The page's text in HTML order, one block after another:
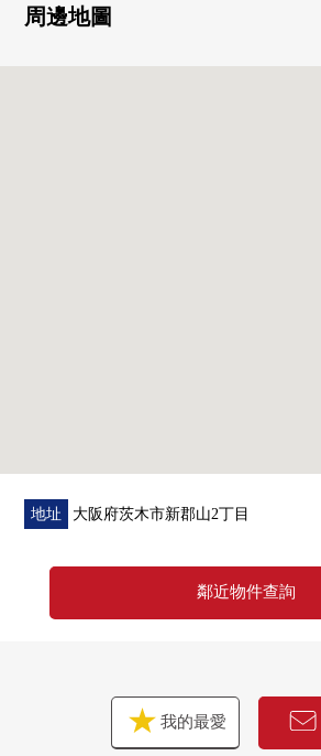
■ 推薦重點--------------・・・・
周邊地圖
地址 大阪府茨木市新郡山2丁目
鄰近物件查詢
我的最愛